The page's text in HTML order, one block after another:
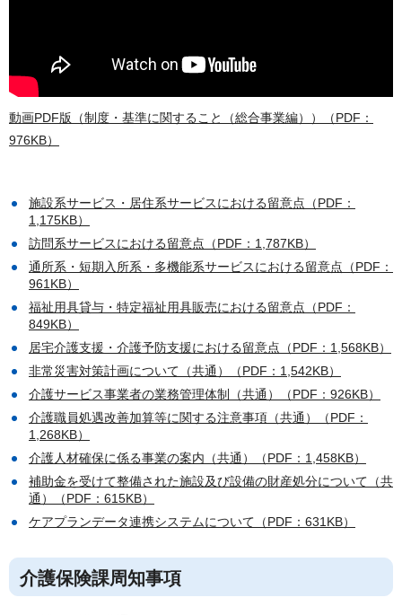
動画PDF版（制度・基準に関すること（総合事業編））（PDF：
976KB）
施設系サービス・居住系サービスにおける留意点（PDF：
1,175KB）
訪問系サービスにおける留意点（PDF：1,787KB）
通所系・短期入所系・多機能系サービスにおける留意点（PDF：
961KB）
福祉用具貸与・特定福祉用具販売における留意点（PDF：
849KB）
居宅介護支援・介護予防支援における留意点（PDF：1,568KB）
非常災害対策計画について（共通）（PDF：1,542KB）
介護サービス事業者の業務管理体制（共通）（PDF：926KB）
介護職員処遇改善加算等に関する注意事項（共通）（PDF：
1,268KB）
介護人材確保に係る事業の案内（共通）（PDF：1,458KB）
補助金を受けて整備された施設及び設備の財産処分について（共
通）（PDF：615KB）
ケアプランデータ連携システムについて（PDF：631KB）
介護保険課周知事項